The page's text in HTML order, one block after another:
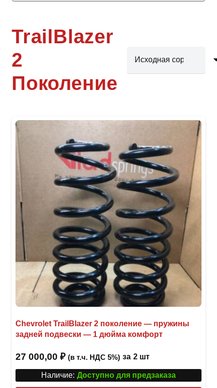
TrailBlazer
2
Поколение
Chevrolet TrailBlazer 2 поколение — пружины
задней подвески — 1 дюйма комфорт
27 000,00 ₽ (в т.ч. НДС 5%) за 2 шт
Наличие: Доступно для предзаказа